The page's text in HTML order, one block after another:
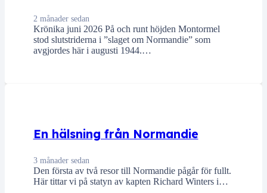
2 månader sedan
Krönika juni 2026 På och runt höjden Montormel
stod slutstriderna i ”slaget om Normandie” som
avgjordes här i augusti 1944.…
En hälsning från Normandie
3 månader sedan
Den första av två resor till Normandie pågår för fullt.
Här tittar vi på statyn av kapten Richard Winters i…